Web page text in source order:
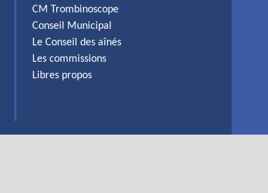
CM Trombinoscope
Conseil Municipal
Le Conseil des aînés
Les commissions
Libres propos